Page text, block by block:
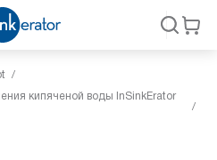
кипяченой воды InSinkErator